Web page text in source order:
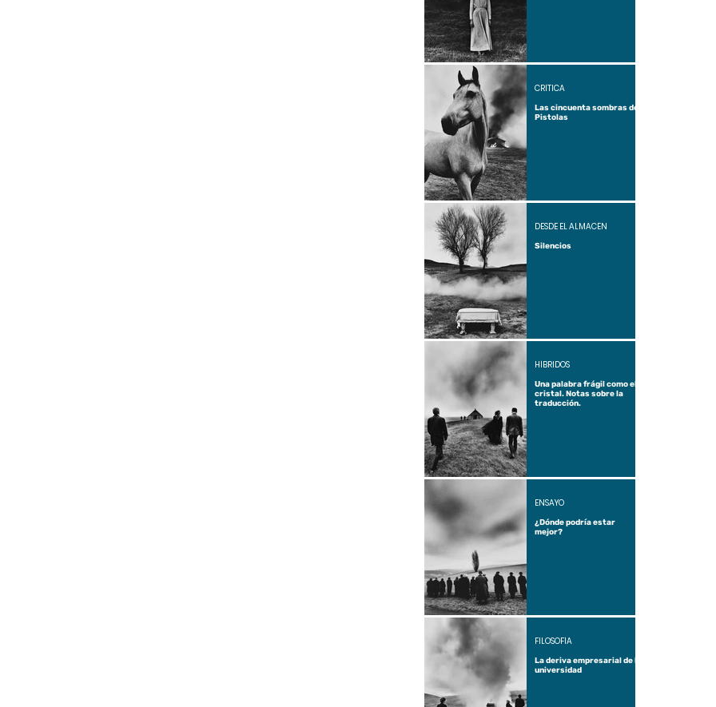
Las cincuenta sombras de
Pistolas
CRÍTICA
Silencios
DESDE EL ALMACÉN
Una palabra frágil como el
cristal. Notas sobre la
traducción.
HÍBRIDOS
¿Dónde podría estar
mejor?
ENSAYO
La deriva empresarial de la
universidad
FILOSOFÍA